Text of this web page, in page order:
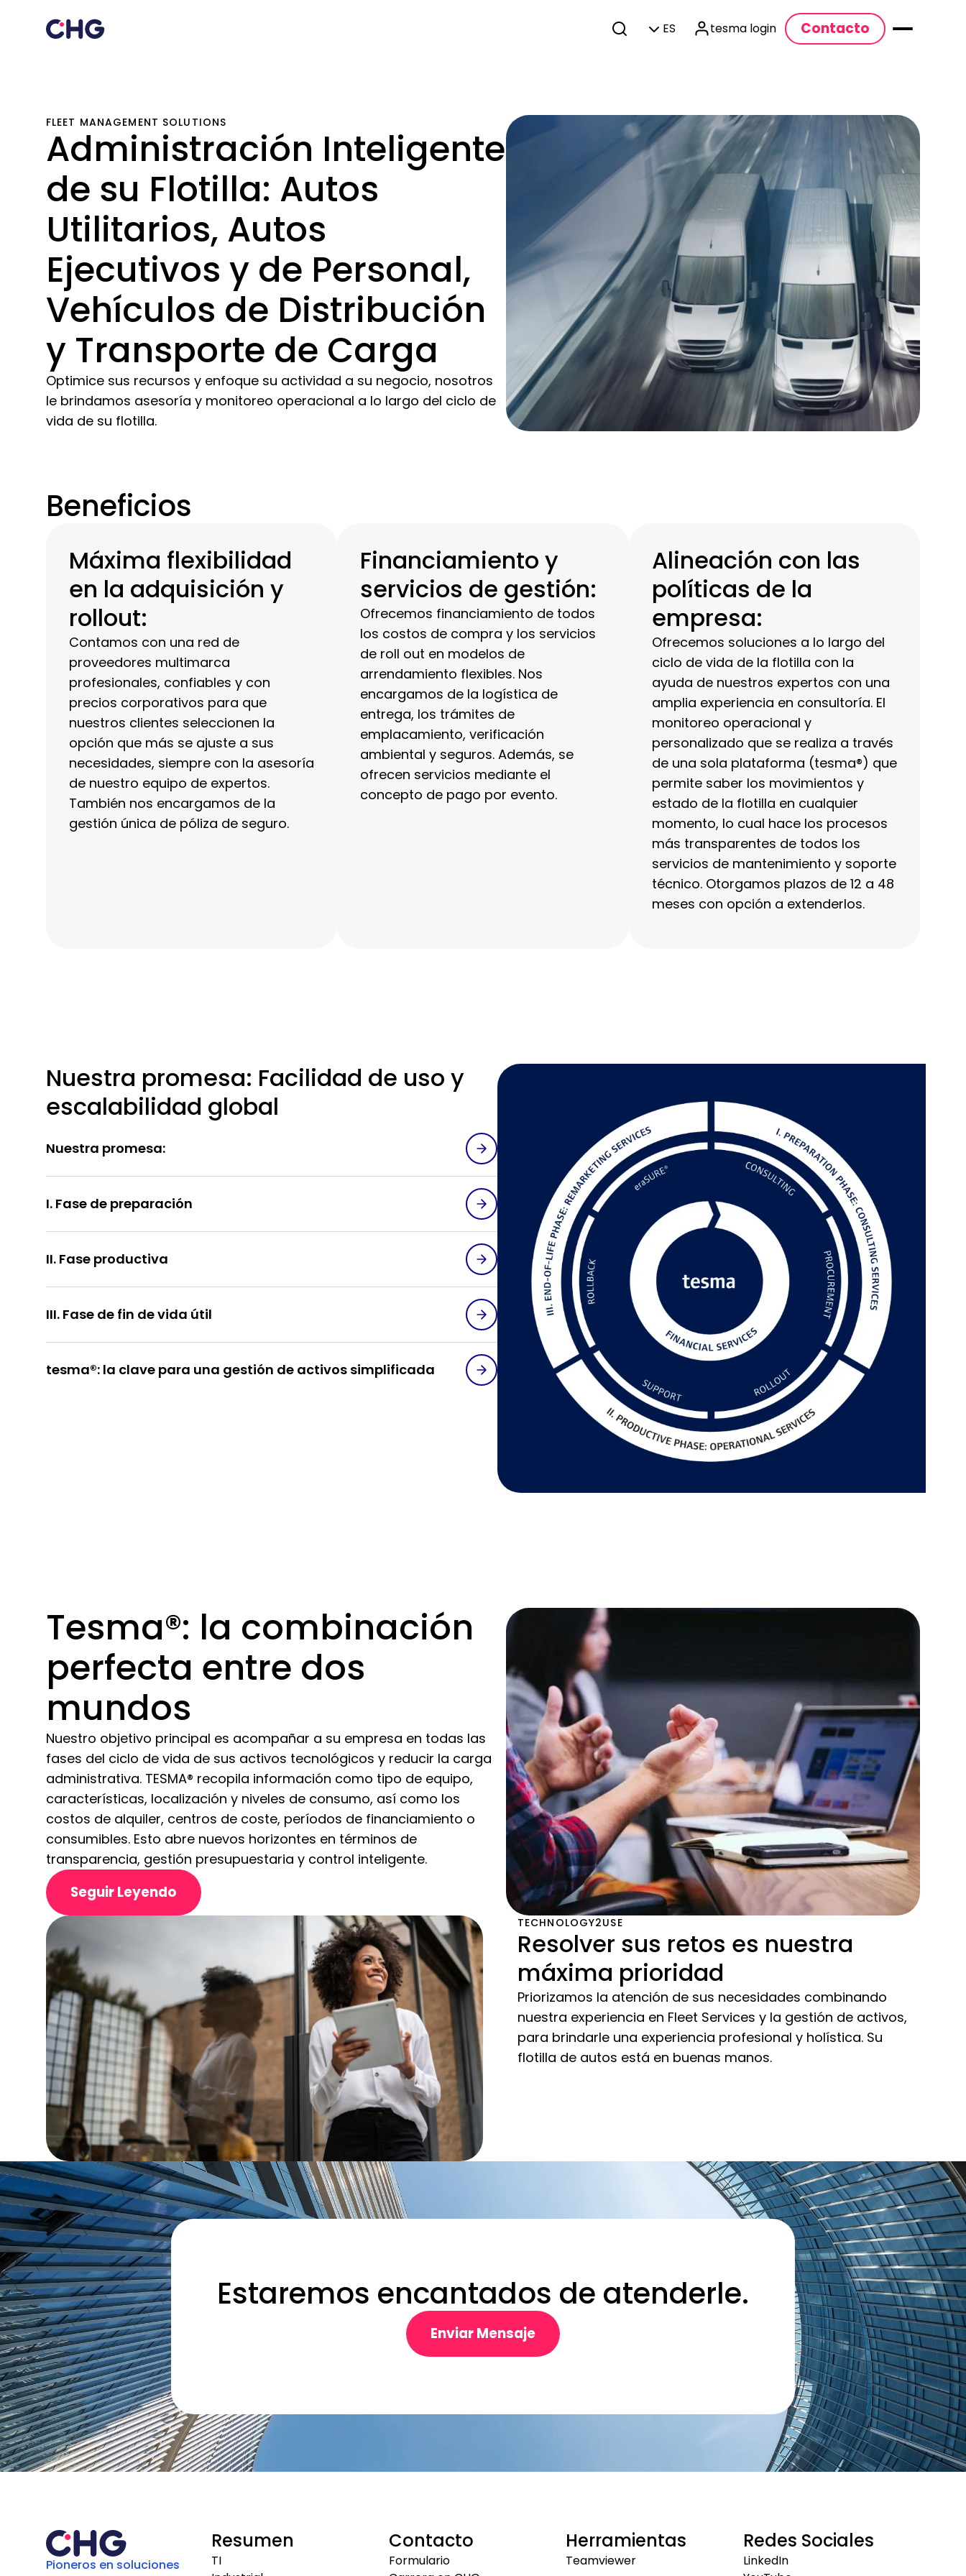
ES tesma login Contacto
FLEET MANAGEMENT SOLUTIONS
Administración Inteligente
de su Flotilla: Autos
Utilitarios, Autos
Ejecutivos y de Personal,
Vehículos de Distribución
y Transporte de Carga
Optimice sus recursos y enfoque su actividad a su negocio, nosotros
le brindamos asesoría y monitoreo operacional a lo largo del ciclo de
vida de su flotilla.
Beneficios
Máxima flexibilidad
en la adquisición y
rollout:
Contamos con una red de
proveedores multimarca
profesionales, confiables y con
precios corporativos para que
nuestros clientes seleccionen la
opción que más se ajuste a sus
necesidades, siempre con la asesoría
de nuestro equipo de expertos.
También nos encargamos de la
gestión única de póliza de seguro.
Financiamiento y
servicios de gestión:
Ofrecemos financiamiento de todos
los costos de compra y los servicios
de roll out en modelos de
arrendamiento flexibles. Nos
encargamos de la logística de
entrega, los trámites de
emplacamiento, verificación
ambiental y seguros. Además, se
ofrecen servicios mediante el
concepto de pago por evento.
Alineación con las
políticas de la
empresa:
Ofrecemos soluciones a lo largo del
ciclo de vida de la flotilla con la
ayuda de nuestros expertos con una
amplia experiencia en consultoría. El
monitoreo operacional y
personalizado que se realiza a través
de una sola plataforma (tesma®) que
permite saber los movimientos y
estado de la flotilla en cualquier
momento, lo cual hace los procesos
más transparentes de todos los
servicios de mantenimiento y soporte
técnico. Otorgamos plazos de 12 a 48
meses con opción a extenderlos.
Nuestra promesa: Facilidad de uso y
escalabilidad global
Nuestra promesa:
I. Fase de preparación
II. Fase productiva
III. Fase de fin de vida útil
tesma®: la clave para una gestión de activos simplificada
Tesma®: la combinación
perfecta entre dos
mundos
Nuestro objetivo principal es acompañar a su empresa en todas las
fases del ciclo de vida de sus activos tecnológicos y reducir la carga
administrativa. TESMA® recopila información como tipo de equipo,
características, localización y niveles de consumo, así como los
costos de alquiler, centros de coste, períodos de financiamiento o
consumibles. Esto abre nuevos horizontes en términos de
transparencia, gestión presupuestaria y control inteligente.
Seguir Leyendo
TECHNOLOGY2USE
Resolver sus retos es nuestra
máxima prioridad
Priorizamos la atención de sus necesidades combinando
nuestra experiencia en Fleet Services y la gestión de activos,
para brindarle una experiencia profesional y holística. Su
flotilla de autos está en buenas manos.
Estaremos encantados de atenderle.
Enviar Mensaje
Pioneros en soluciones
Resumen
TI
Contacto
Formulario
Herramientas
Teamviewer
Redes Sociales
LinkedIn